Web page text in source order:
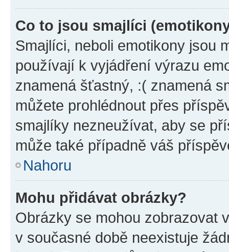
Co to jsou smajlíci
Smajlíci, neboli emotikony jsou
používají k vyjádření výrazu
znamená šťastný, :( znamená
můžete prohlédnout přes
smajlíky nezneužívat, aby se
může také případně váš
Nahoru
Mohu přidávat obrázky?
Obrázky se mohou zobrazovat
v současné době neexistuje